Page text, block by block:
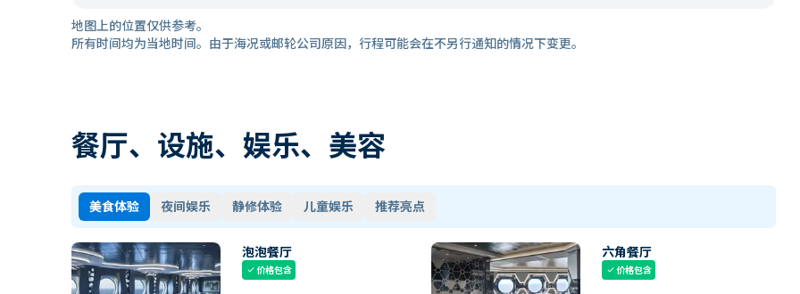
地图上的位置仅供参考。
所有时间均为当地时间。由于海况或邮轮公司原因，行程可能会在不另行通知的情况下变更。
餐厅、设施、娱乐、美容
美食体验 夜间娱乐 静修体验 儿童娱乐 推荐亮点
泡泡餐厅
check价格包含
六角餐厅
check价格包含